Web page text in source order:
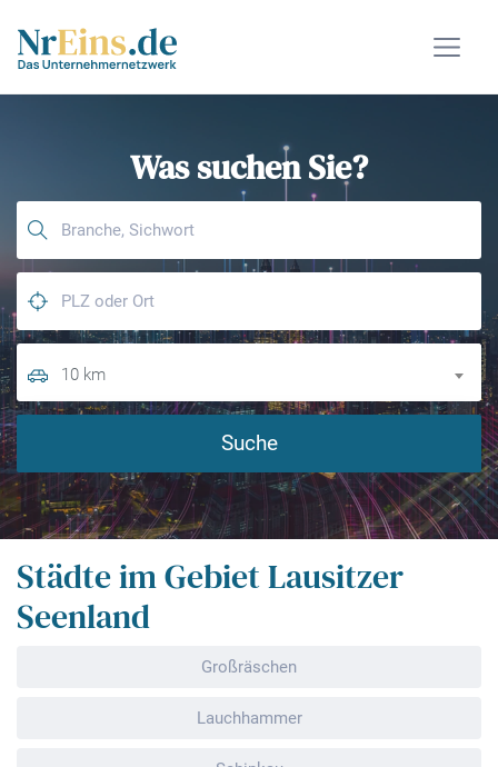
Was suchen Sie?
10 km
Suche
Städte im Gebiet Lausitzer
Seenland
Großräschen
Lauchhammer